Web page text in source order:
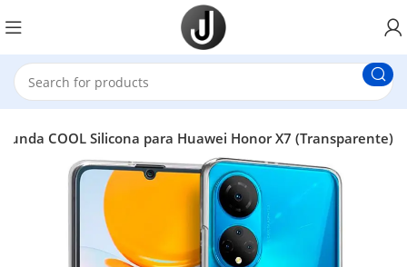
Funda COOL Silicona para Huawei Honor X7 (Transparente)